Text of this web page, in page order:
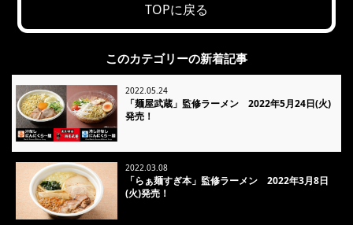
TOPに戻る
このカテゴリーの新着記事
2022.05.24
「麺屋武蔵」監修ラーメン 2022年5月24日(火)
発売！
2022.03.08
「らぁ麺すぎ本」監修ラーメン 2022年3月8日
(火)発売！